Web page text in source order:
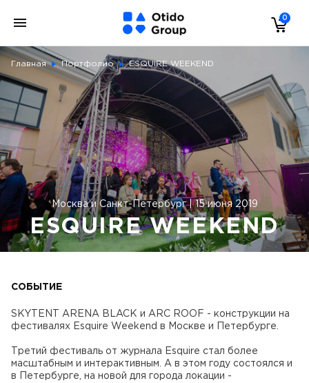
0
Главная Портфолио ESQUIRE WEEKEND
Москва и Санкт-Петербург | 15 июня 2019
ESQUIRE WEEKEND
СОБЫТИЕ
SKYTENT ARENA BLACK и ARC ROOF - конструкции на
фестивалях Esquire Weekend в Москве и Петербурге.
Третий фестиваль от журнала Esquire стал более
масштабным и интерактивным. А в этом году состоялся и
в Петербурге, на новой для города локации -